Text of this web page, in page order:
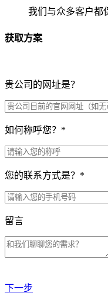
我们与众多客户都
获取方案
贵公司的网址是？
如何称呼您？ *
您的联系方式是？ *
留言
下一步